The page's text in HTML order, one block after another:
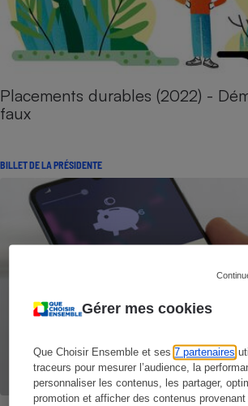
Gérer mes cookies
Que Choisir Ensemble et ses7 partenaires
traceurs pour mesurer l’audience, la
personnaliser les contenus, les partager,
promotion et afficher des contenus
Placements durables (2022) -
faux
BILLET DE LA PRÉSIDENTE